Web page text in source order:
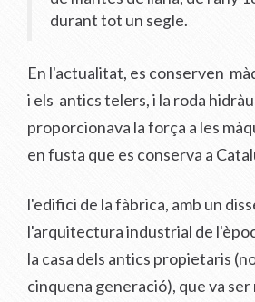
durant tot un segle.
En l'actualitat, es conserven
i els antics telers, i la roda
proporcionava la força a les
en fusta que es conserva a
l'edifici de la fàbrica, amb un
l'arquitectura industrial de
la casa dels antics propietaris
cinquena generació), que va